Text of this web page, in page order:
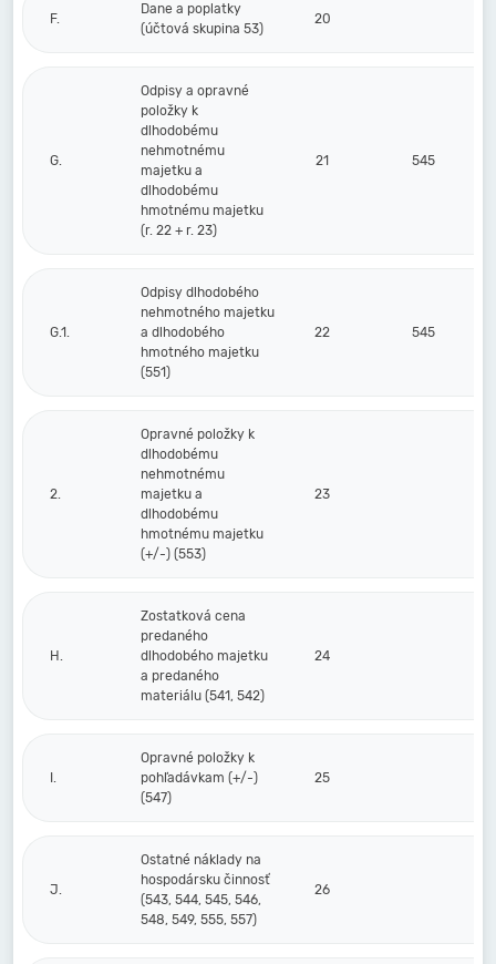
F.
Dane a poplatky
(účtová skupina 53)
20
G.
Odpisy a opravné
položky k
dlhodobému
nehmotnému
majetku a
dlhodobému
hmotnému majetku
(r. 22 + r. 23)
21 545
G.1.
Odpisy dlhodobého
nehmotného majetku
a dlhodobého
hmotného majetku
(551)
22 545
2.
Opravné položky k
dlhodobému
nehmotnému
majetku a
dlhodobému
hmotnému majetku
(+/-) (553)
23
H.
Zostatková cena
predaného
dlhodobého majetku
a predaného
materiálu (541, 542)
24
I.
Opravné položky k
pohľadávkam (+/-)
(547)
25
J.
Ostatné náklady na
hospodársku činnosť
(543, 544, 545, 546,
548, 549, 555, 557)
26